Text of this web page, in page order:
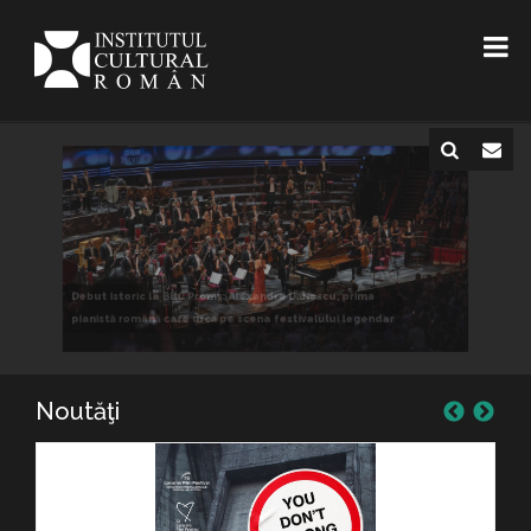
Institutul Cultural Român, la jumătatea anului 2026:
cultura română, prezentă pe marile scene ale lumii
Noutăţi